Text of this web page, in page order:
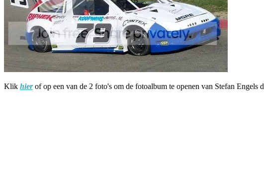
Klik hierof op een van de 2 foto's om de fotoalbum te openen van Stefan